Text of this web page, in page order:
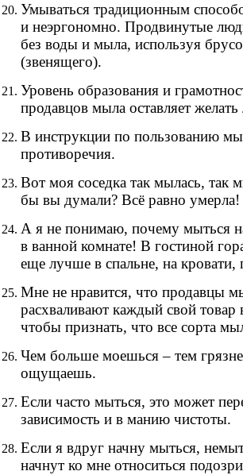
Умываться традиционным
и неэргономно. Продвинутые
без воды и мыла, используя
(звенящего).
Уровень образования и
продавцов мыла оставляет
В инструкции по пользованию
противоречия.
Вот моя соседка так мылась, так
бы вы думали? Всё равно умерла!
А я не понимаю, почему мыться
в ванной комнате! В гостиной
еще лучше в спальне, на кровати,
Мне не нравится, что продавцы
расхваливают каждый свой товар
чтобы признать, что все сорта
Чем больше моешься – тем
ощущаешь.
Если часто мыться, это может
зависимость и в манию чистоты.
Если я вдруг начну мыться,
начнут ко мне относиться